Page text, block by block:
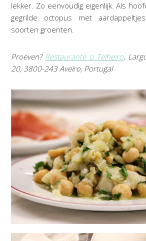
lekker. Zo eenvoudig eigenlijk. Als
gegrilde octopus met
soorten groenten.
Proeven? Restaurante o Telheiro,
20, 3800-243 Aveiro, Portugal